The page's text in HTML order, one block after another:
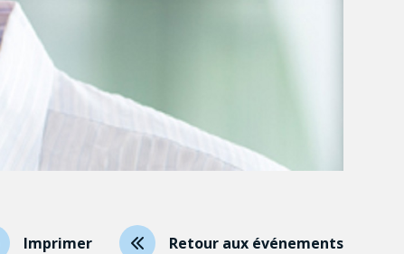
Imprimer Retour aux événements